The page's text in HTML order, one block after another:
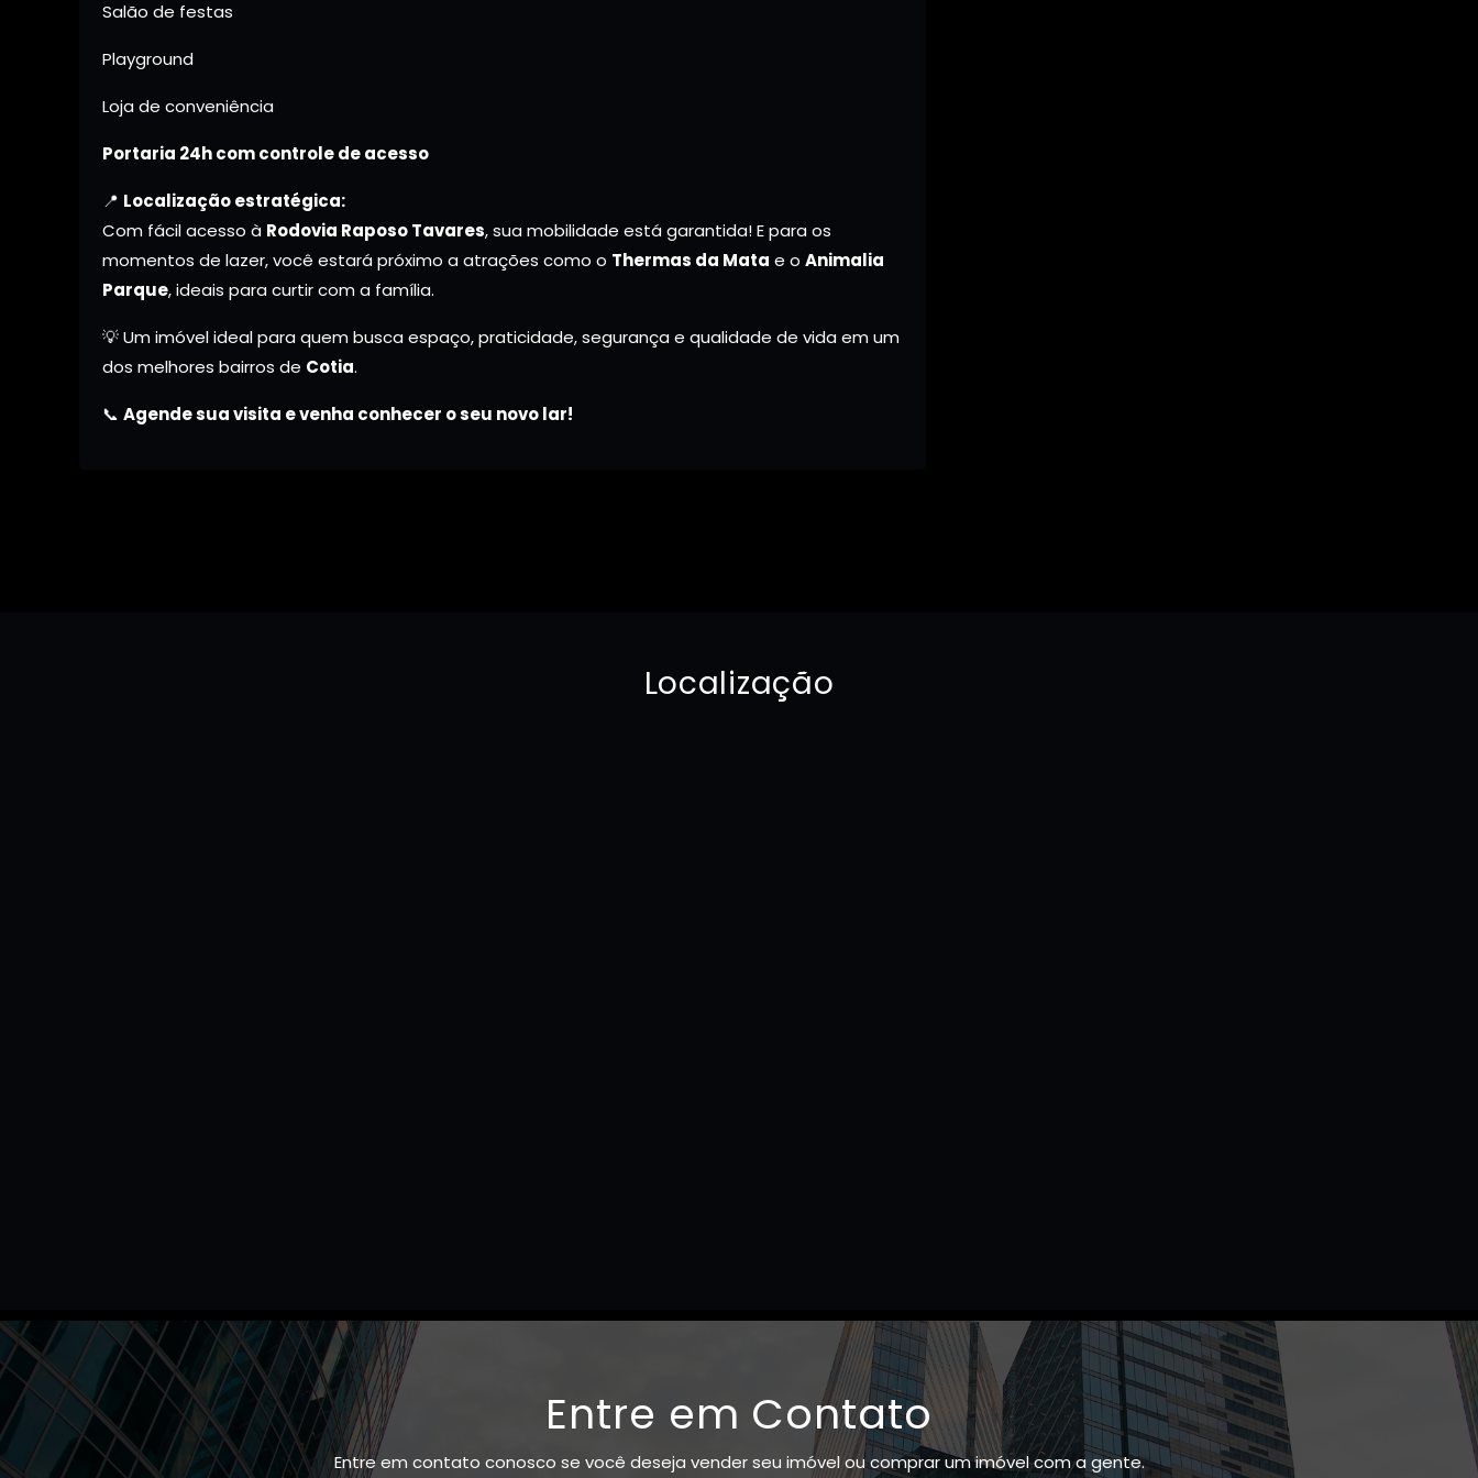
Salão de festas
Playground
Loja de conveniência
Portaria 24h com controle de acesso
📍 Localização estratégica:
Com fácil acesso à Rodovia Raposo Tavares, sua mobilidade está garantida! E para os
momentos de lazer, você estará próximo a atrações como o Thermas da Mata e o Animalia
Parque, ideais para curtir com a família.
💡 Um imóvel ideal para quem busca espaço, praticidade, segurança e qualidade de vida em um
dos melhores bairros de Cotia.
📞 Agende sua visita e venha conhecer o seu novo lar!
Localização
Entre em Contato
Entre em contato conosco se você deseja vender seu imóvel ou comprar um imóvel com a gente.